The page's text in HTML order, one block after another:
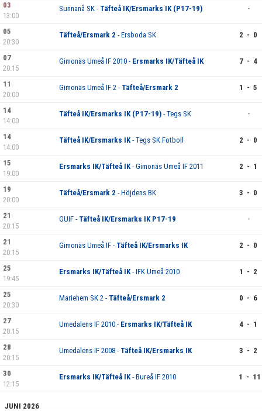
03
13:00
Sunnanå SK - Täfteå IK/Ersmarks IK (P17-19) -
05
20:30
Täfteå/Ersmark 2 - Ersboda SK 2 - 0
07
20:15
Gimonäs Umeå IF 2010 - Ersmarks IK/Täfteå IK 7 - 4
11
20:00
Gimonäs Umeå IF 2 - Täfteå/Ersmark 2 1 - 5
14
14:00
Täfteå IK/Ersmarks IK (P17-19) - Tegs SK -
14
14:00
Täfteå IK/Ersmarks IK- Tegs SK Fotboll 2 - 0
15
19:00
Ersmarks IK/Täfteå IK- Gimonäs Umeå IF 2011 2 - 1
19
20:00
Täfteå/Ersmark 2 - Höjdens BK 3 - 0
21
20:15
GUIF - Täfteå IK/Ersmarks IK P17-19 -
21
20:15
Gimonäs Umeå IF - Täfteå IK/Ersmarks IK 2 - 0
25
19:45
Ersmarks IK/Täfteå IK- IFK Umeå 2010 1 - 2
25
20:30
Mariehem SK 2 - Täfteå/Ersmark 2 0 - 6
27
20:15
Umedalens IF 2010 - Ersmarks IK/Täfteå IK 4 - 1
28
20:15
Umedalens IF 2008 - Täfteå IK/Ersmarks IK 3 - 2
30
12:15
Ersmarks IK/Täfteå IK- Bureå IF 2010 1 - 11
JUNI 2026